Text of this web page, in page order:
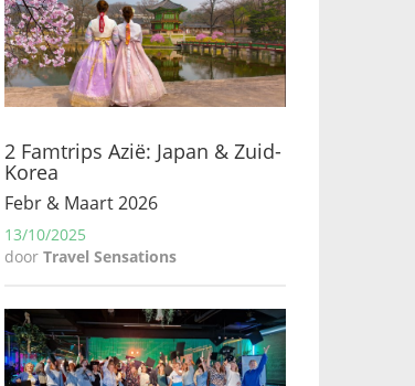
2 Famtrips Azië: Japan & Zuid-
Korea
Febr & Maart 2026
13/10/2025
door Travel Sensations